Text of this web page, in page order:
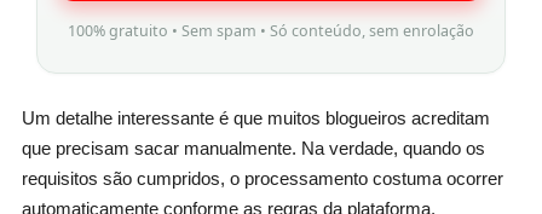
100% gratuito • Sem spam • Só conteúdo, sem enrolação
Um detalhe interessante é que muitos blogueiros acreditam
que precisam sacar manualmente. Na verdade, quando os
requisitos são cumpridos, o processamento costuma ocorrer
automaticamente conforme as regras da plataforma.